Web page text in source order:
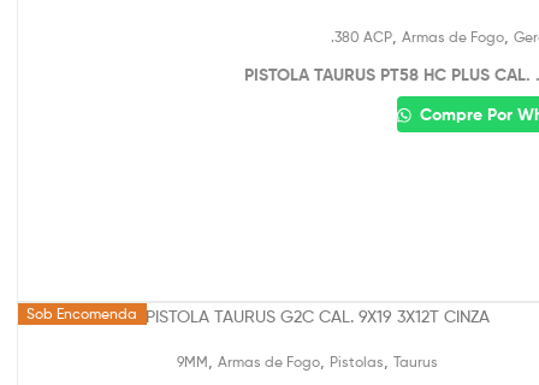
.380 ACP, Armas de Fogo,
PISTOLA TAURUS PT58 HC PLUS
Compre Por
Sob Encomenda
9MM Armas de Fogo Pistolas Taurus